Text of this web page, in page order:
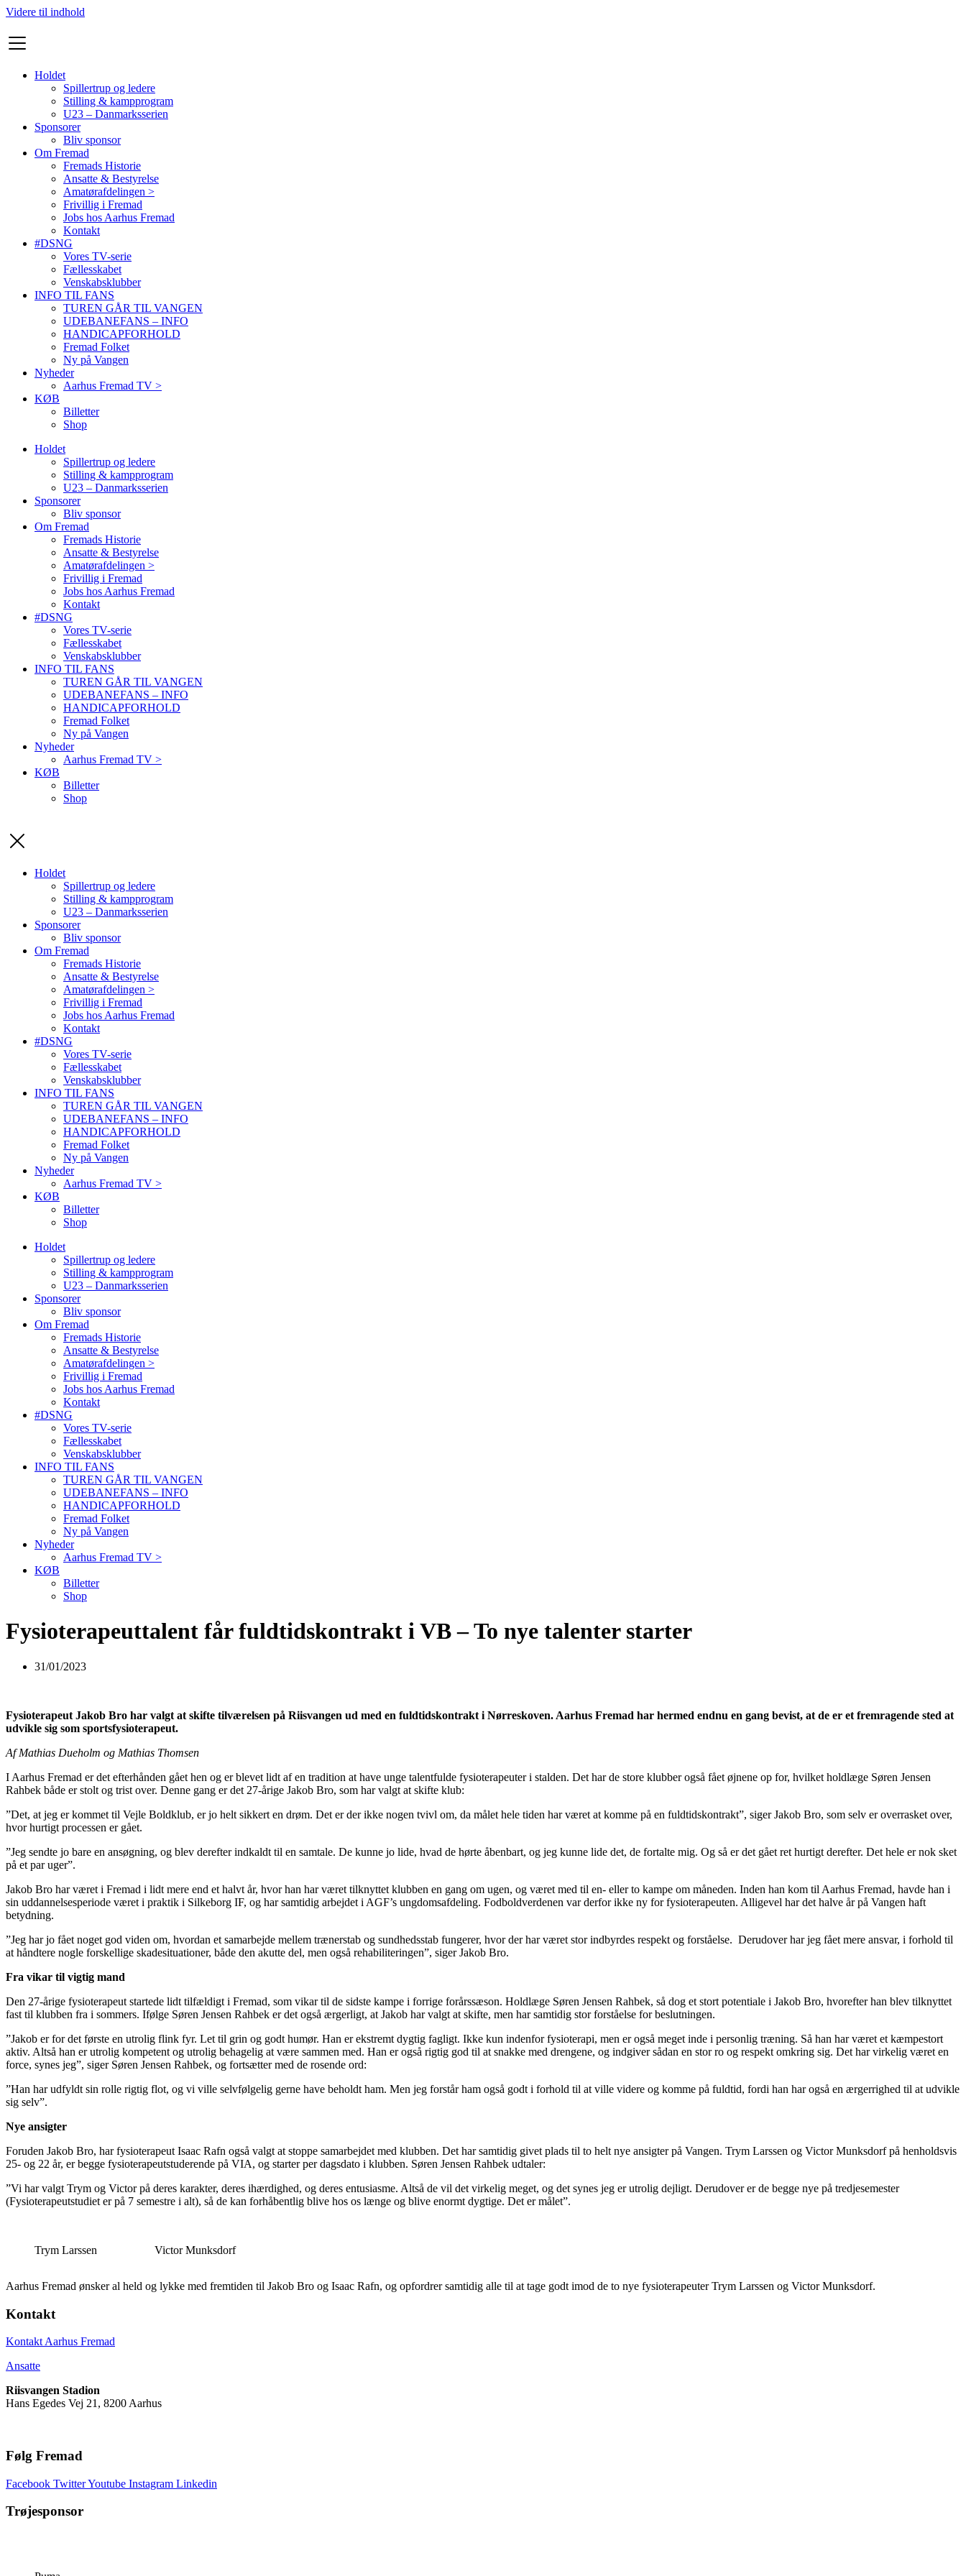
Videre til indhold
Holdet
Spillertrup og ledere
Stilling & kampprogram
U23 – Danmarksserien
Sponsorer
Bliv sponsor
Om Fremad
Fremads Historie
Ansatte & Bestyrelse
Amatørafdelingen >
Frivillig i Fremad
Jobs hos Aarhus Fremad
Kontakt
#DSNG
Vores TV-serie
Fællesskabet
Venskabsklubber
INFO TIL FANS
TUREN GÅR TIL VANGEN
UDEBANEFANS – INFO
HANDICAPFORHOLD
Fremad Folket
Ny på Vangen
Nyheder
Aarhus Fremad TV >
KØB
Billetter
Shop
Holdet
Spillertrup og ledere
Stilling & kampprogram
U23 – Danmarksserien
Sponsorer
Bliv sponsor
Om Fremad
Fremads Historie
Ansatte & Bestyrelse
Amatørafdelingen >
Frivillig i Fremad
Jobs hos Aarhus Fremad
Kontakt
#DSNG
Vores TV-serie
Fællesskabet
Venskabsklubber
INFO TIL FANS
TUREN GÅR TIL VANGEN
UDEBANEFANS – INFO
HANDICAPFORHOLD
Fremad Folket
Ny på Vangen
Nyheder
Aarhus Fremad TV >
KØB
Billetter
Shop
Holdet
Spillertrup og ledere
Stilling & kampprogram
U23 – Danmarksserien
Sponsorer
Bliv sponsor
Om Fremad
Fremads Historie
Ansatte & Bestyrelse
Amatørafdelingen >
Frivillig i Fremad
Jobs hos Aarhus Fremad
Kontakt
#DSNG
Vores TV-serie
Fællesskabet
Venskabsklubber
INFO TIL FANS
TUREN GÅR TIL VANGEN
UDEBANEFANS – INFO
HANDICAPFORHOLD
Fremad Folket
Ny på Vangen
Nyheder
Aarhus Fremad TV >
KØB
Billetter
Shop
Holdet
Spillertrup og ledere
Stilling & kampprogram
U23 – Danmarksserien
Sponsorer
Bliv sponsor
Om Fremad
Fremads Historie
Ansatte & Bestyrelse
Amatørafdelingen >
Frivillig i Fremad
Jobs hos Aarhus Fremad
Kontakt
#DSNG
Vores TV-serie
Fællesskabet
Venskabsklubber
INFO TIL FANS
TUREN GÅR TIL VANGEN
UDEBANEFANS – INFO
HANDICAPFORHOLD
Fremad Folket
Ny på Vangen
Nyheder
Aarhus Fremad TV >
KØB
Billetter
Shop
Fysioterapeuttalent får fuldtidskontrakt i VB – To nye talenter starter
31/01/2023
Fysioterapeut Jakob Bro har valgt at skifte tilværelsen på Riisvangen ud med en fuldtidskontrakt i Nørreskoven. Aarhus Fremad har hermed endnu en gang bevist, at de er et fremragende sted at
udvikle sig som sportsfysioterapeut.
Af Mathias Dueholm og Mathias Thomsen
I Aarhus Fremad er det efterhånden gået hen og er blevet lidt af en tradition at have unge talentfulde fysioterapeuter i stalden. Det har de store klubber også fået øjnene op for, hvilket holdlæge Søren Jensen
Rahbek både er stolt og trist over. Denne gang er det 27-årige Jakob Bro, som har valgt at skifte klub:
”Det, at jeg er kommet til Vejle Boldklub, er jo helt sikkert en drøm. Det er der ikke nogen tvivl om, da målet hele tiden har været at komme på en fuldtidskontrakt”, siger Jakob Bro, som selv er overrasket over,
hvor hurtigt processen er gået.
”Jeg sendte jo bare en ansøgning, og blev derefter indkaldt til en samtale. De kunne jo lide, hvad de hørte åbenbart, og jeg kunne lide det, de fortalte mig. Og så er det gået ret hurtigt derefter. Det hele er nok sket
på et par uger”.
Jakob Bro har været i Fremad i lidt mere end et halvt år, hvor han har været tilknyttet klubben en gang om ugen, og været med til en- eller to kampe om måneden. Inden han kom til Aarhus Fremad, havde han i
sin uddannelsesperiode været i praktik i Silkeborg IF, og har samtidig arbejdet i AGF’s ungdomsafdeling. Fodboldverdenen var derfor ikke ny for fysioterapeuten. Alligevel har det halve år på Vangen haft
betydning.
”Jeg har jo fået noget god viden om, hvordan et samarbejde mellem trænerstab og sundhedsstab fungerer, hvor der har været stor indbyrdes respekt og forståelse. Derudover har jeg fået mere ansvar, i forhold til
at håndtere nogle forskellige skadesituationer, både den akutte del, men også rehabiliteringen”, siger Jakob Bro.
Fra vikar til vigtig mand
Den 27-årige fysioterapeut startede lidt tilfældigt i Fremad, som vikar til de sidste kampe i forrige forårssæson. Holdlæge Søren Jensen Rahbek, så dog et stort potentiale i Jakob Bro, hvorefter han blev tilknyttet
fast til klubben fra i sommers. Ifølge Søren Jensen Rahbek er det også ærgerligt, at Jakob har valgt at skifte, men har samtidig stor forståelse for beslutningen.
”Jakob er for det første en utrolig flink fyr. Let til grin og godt humør. Han er ekstremt dygtig fagligt. Ikke kun indenfor fysioterapi, men er også meget inde i personlig træning. Så han har været et kæmpestort
aktiv. Altså han er utrolig kompetent og utrolig behagelig at være sammen med. Han er også rigtig god til at snakke med drengene, og indgiver sådan en stor ro og respekt omkring sig. Det har virkelig været en
force, synes jeg”, siger Søren Jensen Rahbek, og fortsætter med de rosende ord:
”Han har udfyldt sin rolle rigtig flot, og vi ville selvfølgelig gerne have beholdt ham. Men jeg forstår ham også godt i forhold til at ville videre og komme på fuldtid, fordi han har også en ærgerrighed til at udvikle
sig selv”.
Nye ansigter
Foruden Jakob Bro, har fysioterapeut Isaac Rafn også valgt at stoppe samarbejdet med klubben. Det har samtidig givet plads til to helt nye ansigter på Vangen. Trym Larssen og Victor Munksdorf på henholdsvis
25- og 22 år, er begge fysioterapeutstuderende på VIA, og starter per dagsdato i klubben. Søren Jensen Rahbek udtaler:
”Vi har valgt Trym og Victor på deres karakter, deres ihærdighed, og deres entusiasme. Altså de vil det virkelig meget, og det synes jeg er utrolig dejligt. Derudover er de begge nye på tredjesemester
(Fysioterapeutstudiet er på 7 semestre i alt), så de kan forhåbentlig blive hos os længe og blive enormt dygtige. Det er målet”.
Trym Larssen Victor Munksdorf
Aarhus Fremad ønsker al held og lykke med fremtiden til Jakob Bro og Isaac Rafn, og opfordrer samtidig alle til at tage godt imod de to nye fysioterapeuter Trym Larssen og Victor Munksdorf.
Kontakt
Kontakt Aarhus Fremad
Ansatte
Riisvangen Stadion
Hans Egedes Vej 21, 8200 Aarhus
Følg Fremad
Facebook TwitterYoutube Instagram Linkedin
Trøjesponsor